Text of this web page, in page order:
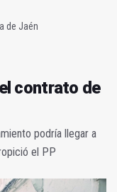
de Jaén
contrato de
podría llegar a
el PP